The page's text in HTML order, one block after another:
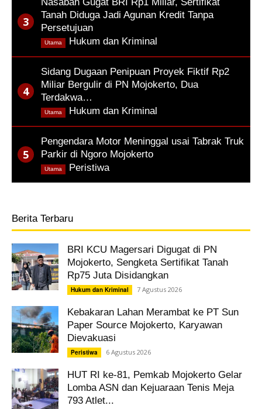
Tanah Diduga Jadi Agunan Kredit Tanpa
Persetujuan
Hukum dan Kriminal
Utama
Sidang Dugaan Penipuan Proyek Fiktif Rp2
Miliar Bergulir di PN Mojokerto, Dua
Terdakwa…
Hukum dan Kriminal
Utama
Pengendara Motor Meninggal usai Tabrak Truk
Parkir di Ngoro Mojokerto
Peristiwa
Utama
Berita Terbaru
BRI KCU Magersari Digugat di PN
Mojokerto, Sengketa Sertifikat Tanah
Rp75 Juta Disidangkan
Hukum dan Kriminal 7 Agustus 2026
Kebakaran Lahan Merambat ke PT Sun
Paper Source Mojokerto, Karyawan
Dievakuasi
Peristiwa 6 Agustus 2026
HUT RI ke-81, Pemkab Mojokerto Gelar
Lomba ASN dan Kejuaraan Tenis Meja
793 Atlet...